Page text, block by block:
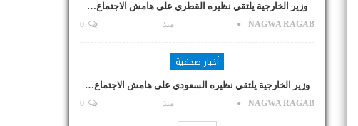
وزير الخارجية يلتقي نظيره القطري على هامش الاجتماع…
NAGWA RAGAB منذ
أخبار صحفية
وزير الخارجية يلتقي نظيره السعودي على هامش الاجتماع…
NAGWA RAGAB منذ